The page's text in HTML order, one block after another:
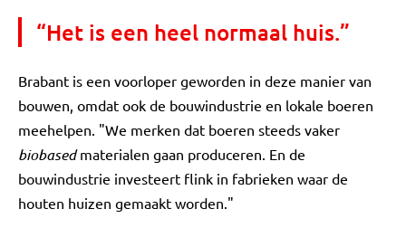
“Het is een heel normaal huis.”
Brabant is een voorloper geworden in deze manier van
bouwen, omdat ook de bouwindustrie en lokale boeren
meehelpen. "We merken dat boeren steeds vaker
biobasedmaterialen gaan produceren. En de
bouwindustrie investeert flink in fabrieken waar de
houten huizen gemaakt worden."